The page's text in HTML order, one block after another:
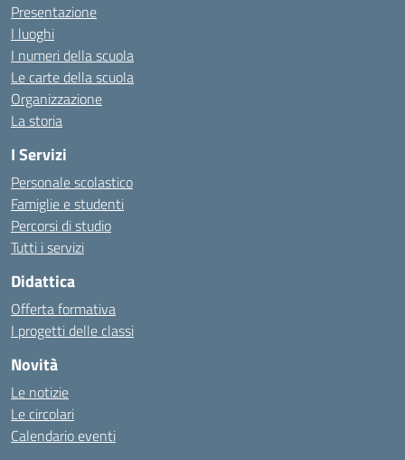
Presentazione
I luoghi
I numeri della scuola
Le carte della scuola
Organizzazione
La storia
I Servizi
Personale scolastico
Famiglie e studenti
Percorsi di studio
Tutti i servizi
Didattica
Offerta formativa
I progetti delle classi
Novità
Le notizie
Le circolari
Calendario eventi